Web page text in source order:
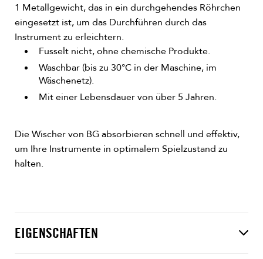
1 Metallgewicht, das in ein durchgehendes Röhrchen
eingesetzt ist, um das Durchführen durch das
Instrument zu erleichtern.
Fusselt nicht, ohne chemische Produkte.
Waschbar (bis zu 30°C in der Maschine, im
Wäschenetz).
Mit einer Lebensdauer von über 5 Jahren.
Die Wischer von BG absorbieren schnell und effektiv,
um Ihre Instrumente in optimalem Spielzustand zu
halten.
EIGENSCHAFTEN